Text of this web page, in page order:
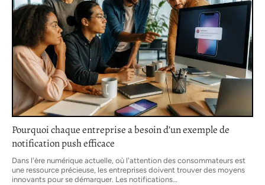
Pourquoi chaque entreprise a besoin d’un exemple de
notification push efficace
Dans l'ère numérique actuelle, où l'attention des consommateurs est
une ressource précieuse, les entreprises doivent trouver des moyens
innovants pour se démarquer. Les notifications…